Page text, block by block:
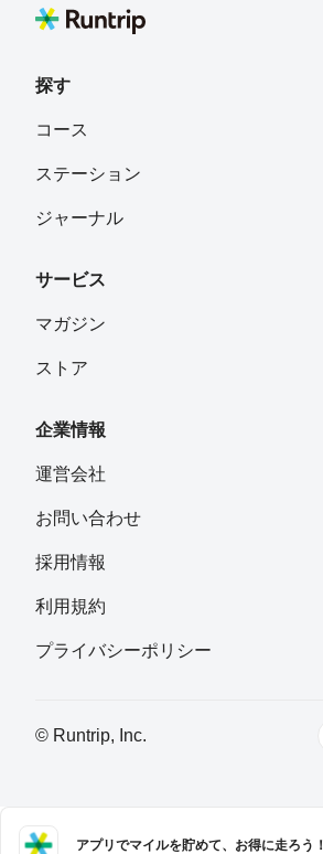
探す
コース
ステーション
ジャーナル
サービス
マガジン
ストア
企業情報
運営会社
お問い合わせ
採用情報
利用規約
プライバシーポリシー
© Runtrip, Inc.
アプリでマイルを貯めて、お得に走ろう！